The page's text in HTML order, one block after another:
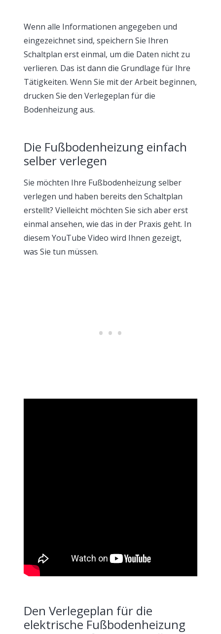
Wenn alle Informationen angegeben und
eingezeichnet sind, speichern Sie Ihren
Schaltplan erst einmal, um die Daten nicht zu
verlieren. Das ist dann die Grundlage für Ihre
Tätigkeiten. Wenn Sie mit der Arbeit beginnen,
drucken Sie den Verlegeplan für die
Bodenheizung aus.
Die Fußbodenheizung einfach
selber verlegen
Sie möchten Ihre Fußbodenheizung selber
verlegen und haben bereits den Schaltplan
erstellt? Vielleicht möchten Sie sich aber erst
einmal ansehen, wie das in der Praxis geht. In
diesem YouTube Video wird Ihnen gezeigt,
was Sie tun müssen.
Den Verlegeplan für die
elektrische Fußbodenheizung